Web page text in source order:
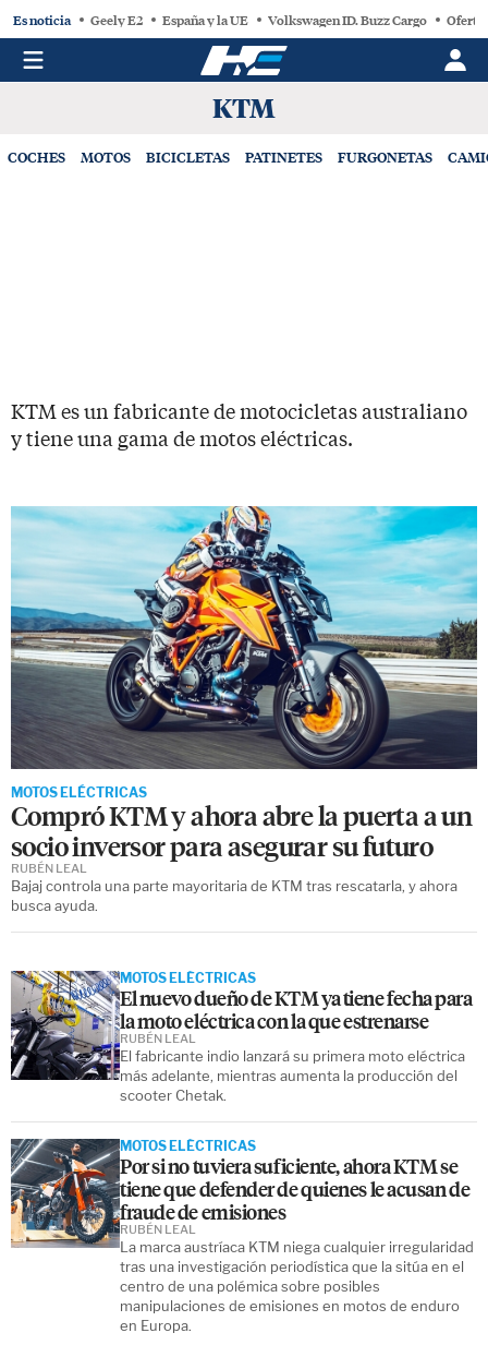
Es noticia Geely E2 España y la UE Volkswagen ID. Buzz Cargo
KTM
COCHES MOTOS BICICLETAS PATINETES FURGONETAS
KTM es un fabricante de motocicletas australiano
y tiene una gama de motos eléctricas.
MOTOS ELÉCTRICAS
Compró KTM y ahora abre la puerta a un
socio inversor para asegurar su futuro
Bajaj controla una parte mayoritaria de KTM tras rescatarla, y ahora
busca ayuda.
RUBÉN LEAL
MOTOS ELÉCTRICAS
El nuevo dueño de KTM ya tiene fecha para
la moto eléctrica con la que estrenarse
El fabricante indio lanzará su primera moto eléctrica
más adelante, mientras aumenta la producción del
scooter Chetak.
RUBÉN LEAL
MOTOS ELÉCTRICAS
Por si no tuviera suficiente, ahora KTM se
tiene que defender de quienes le acusan de
fraude de emisiones
La marca austríaca KTM niega cualquier irregularidad
tras una investigación periodística que la sitúa en el
centro de una polémica sobre posibles
manipulaciones de emisiones en motos de enduro
en Europa.
RUBÉN LEAL